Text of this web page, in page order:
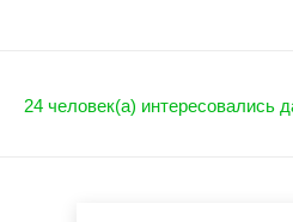
24 человек(а) интересовались